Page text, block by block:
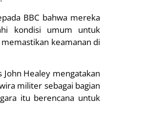
BBC bahwa mereka
kondisi umum untuk
keamanan di
Healey mengatakan
militer sebagai bagian
itu berencana untuk